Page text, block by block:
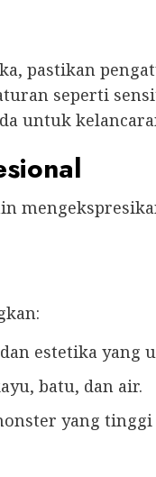
pastikan
seperti
untuk
estetika yang
batu, dan air.
yang